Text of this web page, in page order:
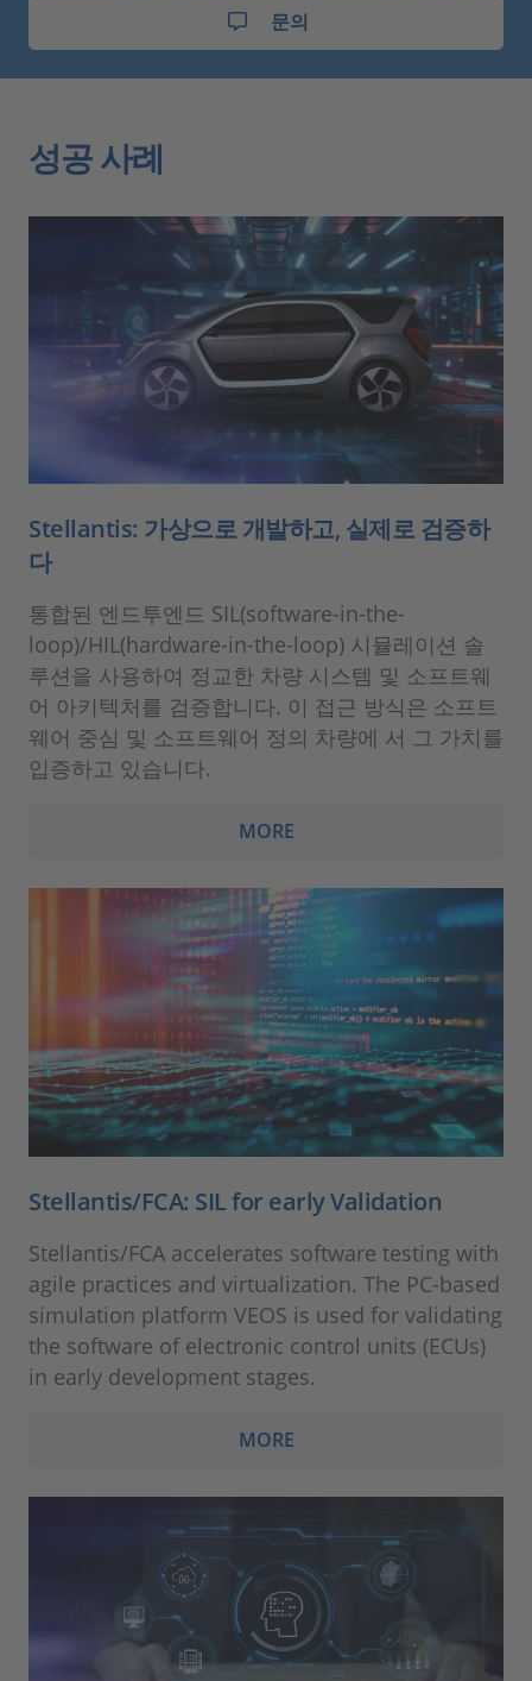
문의
성공 사례
Stellantis: 가상으로 개발하고, 실제로 검증하
다
통합된 엔드투엔드 SIL(software-in-the-
loop)/HIL(hardware-in-the-loop) 시뮬레이션 솔
루션을 사용하여 정교한 차량 시스템 및 소프트웨
어 아키텍처를 검증합니다. 이 접근 방식은 소프트
웨어 중심 및 소프트웨어 정의 차량에 서 그 가치를
입증하고 있습니다.
MORE
Stellantis/FCA: SIL for early Validation
Stellantis/FCA accelerates software testing with
agile practices and virtualization. The PC-based
simulation platform VEOS is used for validating
the software of electronic control units (ECUs)
in early development stages.
MORE